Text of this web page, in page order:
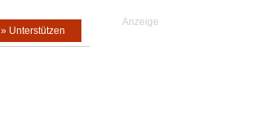
» Unterstützen